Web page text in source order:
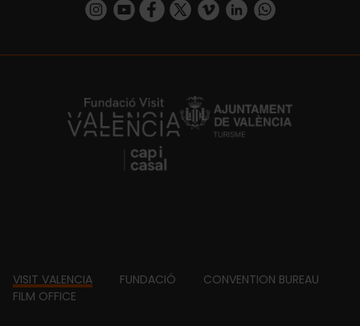
https://www.instagram.com/visit_valencia/
https://www.youtube.com/user/
https://www.facebook.com/
https://twitter.com/
https://vimeo.com/
https://www.linkedin.com/company/turismo-valencia/https://api.whatsapp.com/send/
https://fundacion.visitvalencia.com/
Footer
VISIT VALENCIA FUNDACIÓ
CONVENTION BUREAU
FILM OFFICE